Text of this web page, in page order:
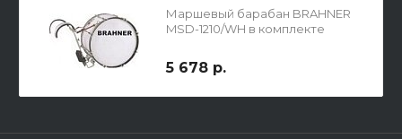
Маршевый барабан BRAHNER
MSD-1210/WH в комплекте
5 678 р.